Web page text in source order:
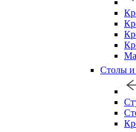
Столы и